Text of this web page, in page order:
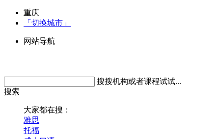
重庆
「切换城市」
网站导航
搜搜机构或者课程试试...
搜索
大家都在搜：
雅思
托福